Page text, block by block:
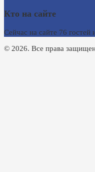
Кто на сайте
Сейчас на сайте 76 гостей
© 2026. Все права